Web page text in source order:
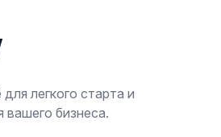
легкого старта и
вашего бизнеса.